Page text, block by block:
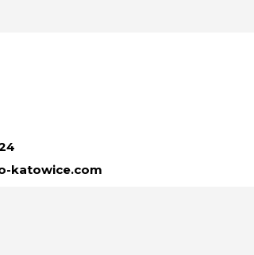
katowice.com